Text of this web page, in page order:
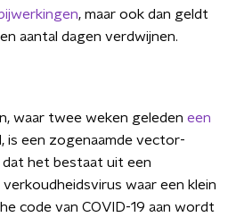
, maar ook dan geldt
aantal dagen verdwijnen.
waar twee weken geleden een
is een zogenaamde vector-
het bestaat uit een
waar een klein
code van COVID-19 aan wordt